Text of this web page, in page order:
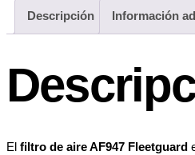
Descripción Información
El filtro de aire AF947 Fleetguard